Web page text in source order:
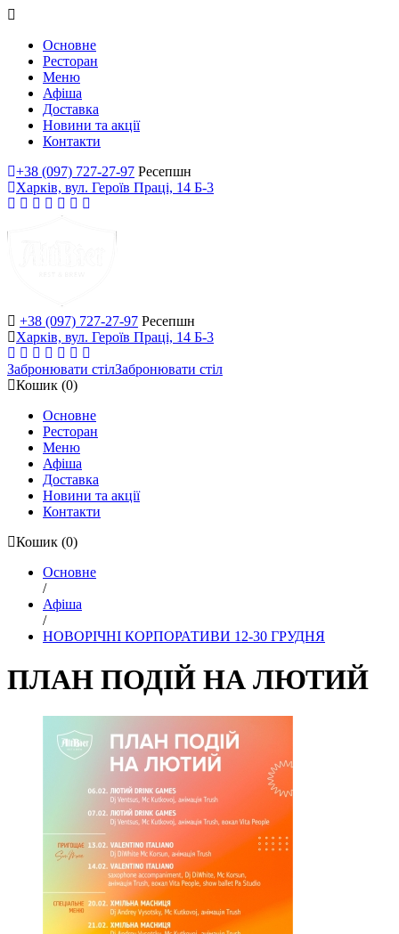
Основне
Ресторан
Меню
Афіша
Доставка
Новини та акції
Контакти
+38 (097) 727-27-97 Ресепшн
Харків, вул. Героїв Праці, 14 Б-3
+38 (097) 727-27-97 Ресепшн
Харків, вул. Героїв Праці, 14 Б-3
Забронювати стілЗабронювати стіл
Кошик (0)
Основне
Ресторан
Меню
Афіша
Доставка
Новини та акції
Контакти
Кошик (0)
Основне
/
Афіша
/
НОВОРІЧНІ КОРПОРАТИВИ 12-30 ГРУДНЯ
ПЛАН ПОДІЙ НА ЛЮТИЙ